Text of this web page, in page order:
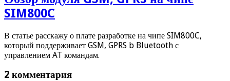
SIM800C
В статье расскажу о плате разработке на чипе SIM800C,
который поддерживает GSM, GPRS b Bluetooth с
управлением AT командам.
2 комментария